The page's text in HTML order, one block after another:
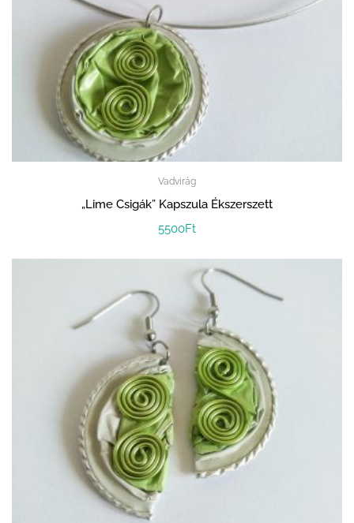
Vadvirág
„Lime Csigák” Kapszula Ékszerszett
5500Ft